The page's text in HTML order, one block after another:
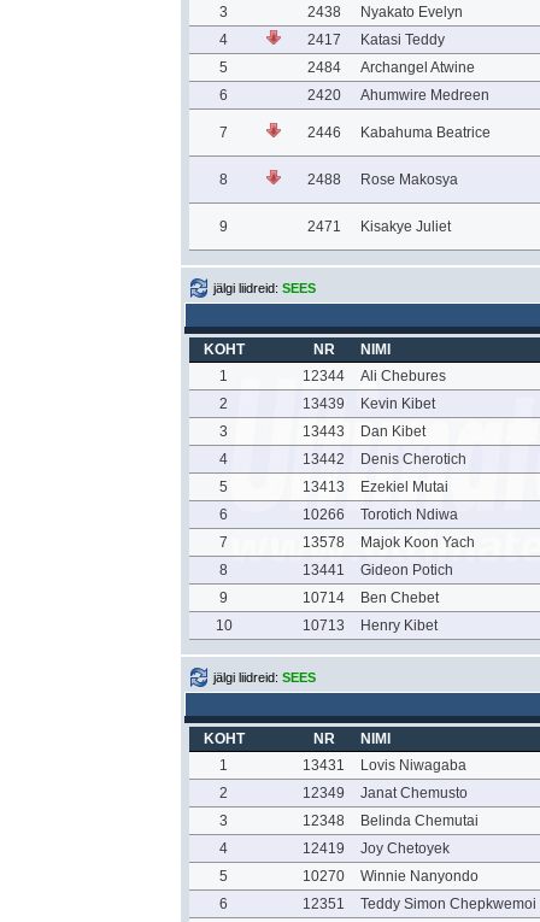
3 2438
Nyakato Evelyn
4
2417
Katasi Teddy
5
2484
Archangel Atwine
6
2420 Ahumwire Medreen
7 2446 Kabahuma Beatrice
8 2488 Rose Makosya
9 2471 Kisakye Juliet
jälgi liidreid: SEES
KOHT NR
NIMI
1
12344
Ali Chebures
2
13439
Kevin Kibet
3
13443
Dan Kibet
4
13442
Denis Cherotich
5
13413
Ezekiel Mutai
6
10266
Torotich Ndiwa
7
13578
Majok Koon Yach
8
13441
Gideon Potich
9
10714
Ben Chebet
10
10713 Henry Kibet
jälgi liidreid: SEES
KOHT NR
NIMI
1
13431
Lovis Niwagaba
2
12349
Janat Chemusto
3
12348
Belinda Chemutai
4
12419
Joy Chetoyek
5
10270
Winnie Nanyondo
6
12351
Teddy Simon Chepkwemoi